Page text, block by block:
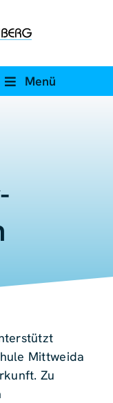
Menü
Mittweida
Zu